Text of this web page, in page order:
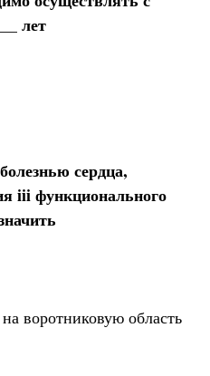
лет
сердца,
iii функционального
воротниковую область